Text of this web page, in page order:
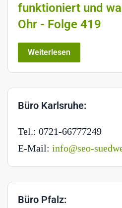
funktioniert und
Ohr - Folge 419
Weiterlesen
Büro Karlsruhe:
Tel.: 0721-66777249
E-Mail: info@seo-
Büro Pfalz: